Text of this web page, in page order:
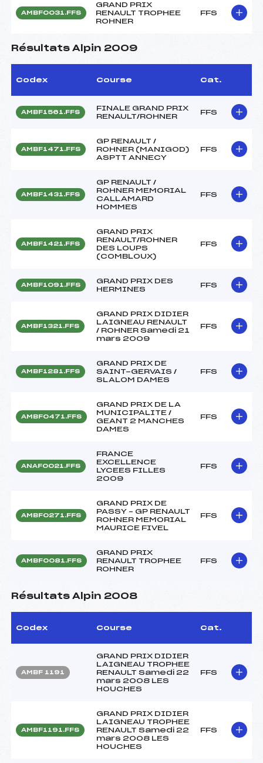
AMBF0031.FFS
GRAND PRIX
RENAULT TROPHEE
ROHNER
FFS
Résultats Alpin 2009
Codex Course Cat.
AMBF1561.FFS
FINALE GRAND PRIX
RENAULT/ROHNER
FFS
AMBF1471.FFS
GP RENAULT /
ROHNER (MANIGOD)
ASPTT ANNECY
FFS
AMBF1431.FFS
GP RENAULT /
ROHNER MEMORIAL
CALLAMARD
HOMMES
FFS
AMBF1421.FFS
GRAND PRIX
RENAULT/ROHNER
DES LOUPS
(COMBLOUX)
FFS
AMBF1091.FFS
GRAND PRIX DES
HERMINES
FFS
AMBF1321.FFS
GRAND PRIX DIDIER
LAIGNEAU RENAULT
/ ROHNER Samedi 21
mars 2009
FFS
AMBF1281.FFS
GRAND PRIX DE
SAINT-GERVAIS /
SLALOM DAMES
FFS
AMBF0471.FFS
GRAND PRIX DE LA
MUNICIPALITE /
GEANT 2 MANCHES
DAMES
FFS
ANAF0021.FFS
FRANCE
EXCELLENCE
LYCEES FILLES
2009
FFS
AMBF0271.FFS
GRAND PRIX DE
PASSY – GP RENAULT
ROHNER MEMORIAL
MAURICE FIVEL
FFS
AMBF0081.FFS
GRAND PRIX
RENAULT TROPHEE
ROHNER
FFS
Résultats Alpin 2008
Codex Course Cat.
AMBF 1191
GRAND PRIX DIDIER
LAIGNEAU TROPHEE
RENAULT Samedi 22
mars 2008 LES
HOUCHES
FFS
AMBF1191.FFS
GRAND PRIX DIDIER
LAIGNEAU TROPHEE
RENAULT Samedi 22
mars 2008 LES
HOUCHES
FFS